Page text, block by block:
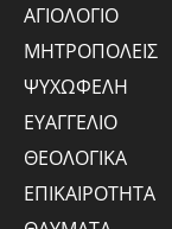
ΑΓΙΟΛΟΓΙΟ
ΜΗΤΡΟΠΟΛΕΙΣ
ΨΥΧΩΦΕΛΗ
ΕΥΑΓΓΕΛΙΟ
ΘΕΟΛΟΓΙΚΑ
ΕΠΙΚΑΙΡΟΤΗΤΑ